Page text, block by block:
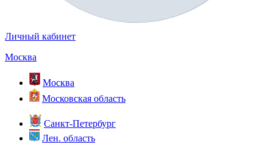
Личный кабинет
Москва
Москва
Московская область
Санкт-Петербург
Лен. область